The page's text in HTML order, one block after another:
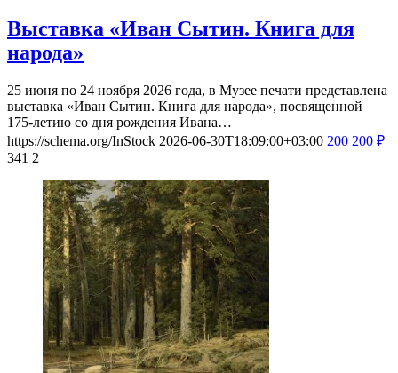
Выставка «Иван Сытин. Книга для
народа»
25 июня по 24 ноября 2026 года, в Музее печати представлена
выставка «Иван Сытин. Книга для народа», посвященной
175-летию со дня рождения Ивана…
https://schema.org/InStock 2026-06-30T18:09:00+03:00 200 200 ₽
341 2